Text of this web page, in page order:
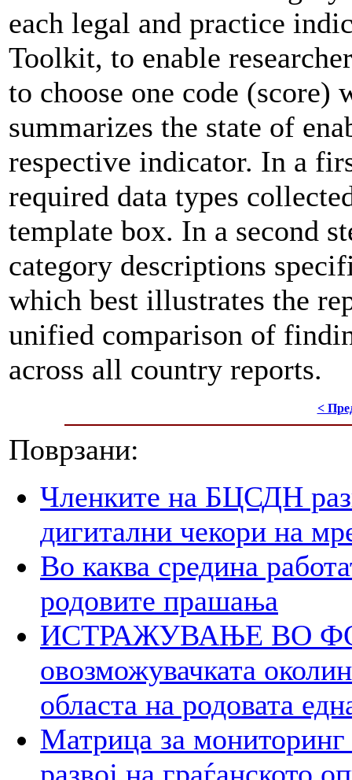
each legal and practice
Toolkit, to enable
to choose one code (score)
summarizes the state of
respective indicator. In a
required data types
template box. In a second
category descriptions
which best illustrates the
unified comparison of
across all country reports.
<
Поврзани:
Членките на БЦСДН
дигитални чекори на
Во каква средина
родовите прашања
ИСТРАЖУВАЊЕ ВО
овозможувачката
областа на родовата
Матрица за мониторинг